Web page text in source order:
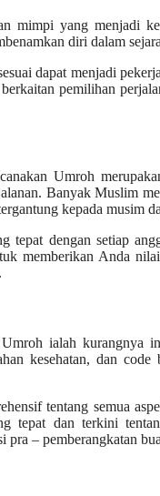
mimpi yang menjadi
diri dalam
dapat menjadi
pemilihan
Umroh
Banyak Muslim
kepada musim
dengan setiap
memberikan Anda
ialah kurangnya
kesehatan, dan
tentang semua
tepat dan terkini
– pemberangkatan